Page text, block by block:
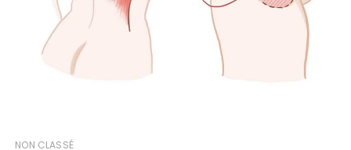
NON CLASSÉ